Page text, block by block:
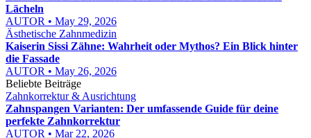
Lächeln
AUTOR • May 29, 2026
Ästhetische Zahnmedizin
Kaiserin Sissi Zähne: Wahrheit oder Mythos? Ein Blick hinter
die Fassade
AUTOR • May 26, 2026
Beliebte Beiträge
Zahnkorrektur & Ausrichtung
Zahnspangen Varianten: Der umfassende Guide für deine
perfekte Zahnkorrektur
AUTOR • Mar 22, 2026